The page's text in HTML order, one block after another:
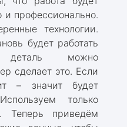
и профессионально.
технологии.
будет работать
можно
сделает это. Если
– значит будет
только
Теперь приведём